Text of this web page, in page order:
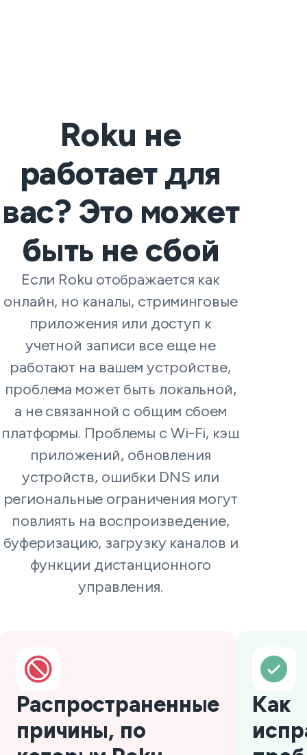
Roku не
работает для
вас? Это может
быть не сбой
Если Roku отображается как
онлайн, но каналы, стриминговые
приложения или доступ к
учетной записи все еще не
работают на вашем устройстве,
проблема может быть локальной,
а не связанной с общим сбоем
платформы. Проблемы с Wi-Fi, кэш
приложений, обновления
устройств, ошибки DNS или
региональные ограничения могут
повлиять на воспроизведение,
буферизацию, загрузку каналов и
функции дистанционного
управления.
Распространенные
причины, по
Как